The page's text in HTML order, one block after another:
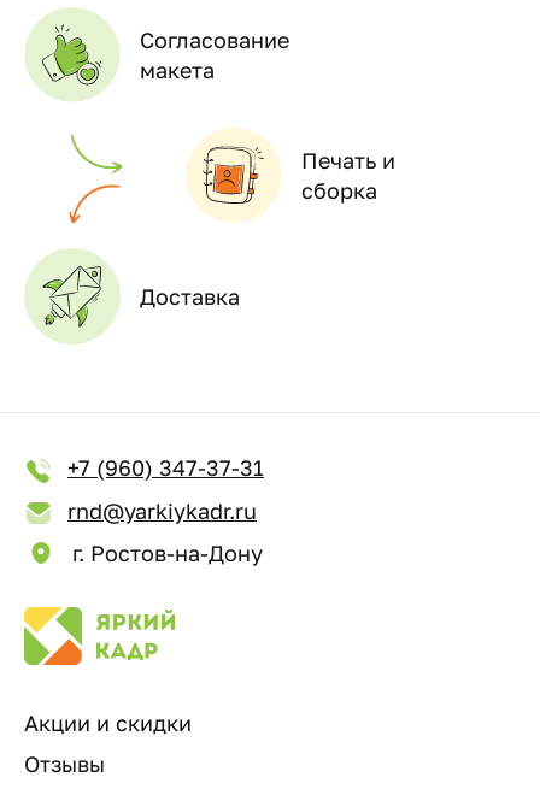
Согласование
макета
Печать и
сборка
Доставка
+7 (960) 347-37-31
rnd@yarkiykadr.ru
г. Ростов-на-Дону
Акции и скидки
Отзывы